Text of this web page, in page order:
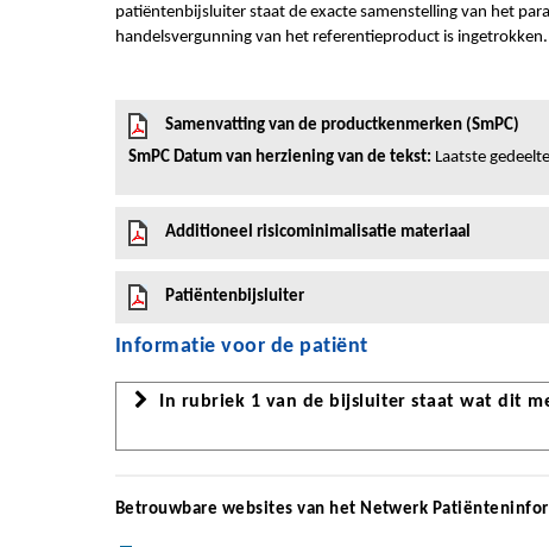
patiëntenbijsluiter staat de exacte samenstelling van het
handelsvergunning van het referentieproduct is ingetrokken.
Samenvatting van de productkenmerken (SmPC)
SmPC Datum van herziening van de tekst: Laatste
Additioneel risicominimalisatie materiaal
Patiëntenbijsluiter
Informatie voor de patiënt
In rubriek 1 van de bijsluiter staat wat dit
Betrouwbare websites van het Netwerk